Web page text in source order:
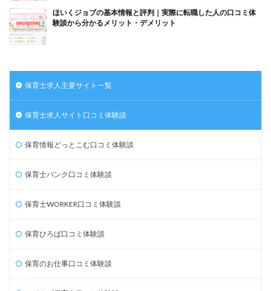
ほいくジョブの基本情報と評判｜実際に転職した人の口コミ体
験談から分かるメリット・デメリット
保育士求人主要サイト一覧
保育士求人サイト口コミ体験談
保育情報どっとこむ口コミ体験談
保育士バンク口コミ体験談
保育士WORKER口コミ体験談
保育ひろば口コミ体験談
保育のお仕事口コミ体験談